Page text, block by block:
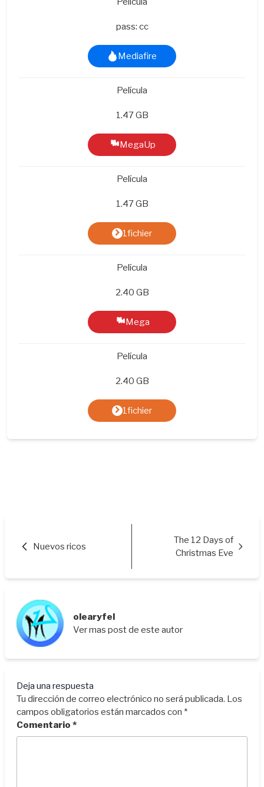
pass: cc
Mediafire
Película
1.47 GB
MegaUp
Película
1.47 GB
1fichier
Película
2.40 GB
Mega
Película
2.40 GB
1fichier
Nuevos ricos
The 12 Days of
Christmas Eve
olearyfel
Ver mas post de este autor
Deja una respuesta
Tu dirección de correo electrónico no será publicada. Los
campos obligatorios están marcados con *
Comentario *